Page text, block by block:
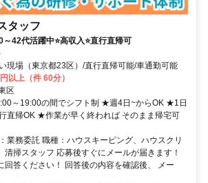
タッフ
42代活躍中⭐高収入⭐直行直帰可
現場（東京都23区）/直行直帰可能/車通勤可能
以上（件 60分）
区
～19:00の間でシフト制 ★週4日~からOK ★1日
直帰OK ★作業が早く終われば そのまま帰宅可
業務委託 職種：ハウスキーピング、ハウスクリ
清掃スタッフ 応募後すぐにメールが届きます！
回答ください！ 回答後の内容を確認後、 メー